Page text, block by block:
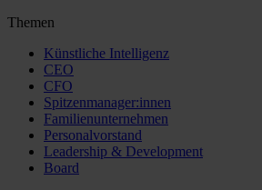
Themen
Künstliche Intelligenz
CEO
CFO
Spitzenmanager:innen
Familienunternehmen
Personalvorstand
Leadership & Development
Board